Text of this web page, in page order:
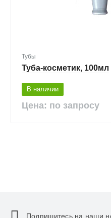
Тубы
Туба-косметик, 100мл
В наличии
Цена: по запросу
Подпишитесь на наши